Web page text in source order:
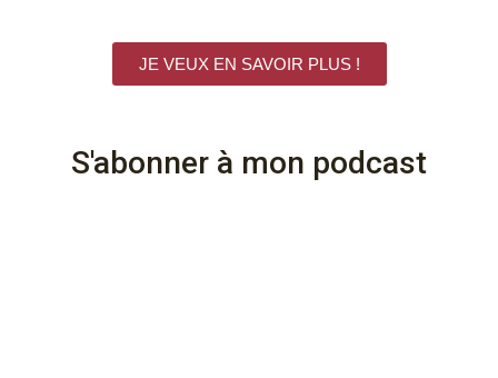
JE VEUX EN SAVOIR PLUS !
S'abonner à mon podcast